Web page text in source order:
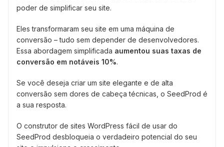
poder de simplificar seu site.
Eles transformaram seu site em uma máquina de
conversão – tudo sem depender de desenvolvedores.
Essa abordagem simplificada aumentou suas taxas de
conversão em notáveis 10%.
Se você deseja criar um site elegante e de alta
conversão sem dores de cabeça técnicas, o SeedProd é
a sua resposta.
O construtor de sites WordPress fácil de usar do
SeedProd desbloqueia o verdadeiro potencial do seu